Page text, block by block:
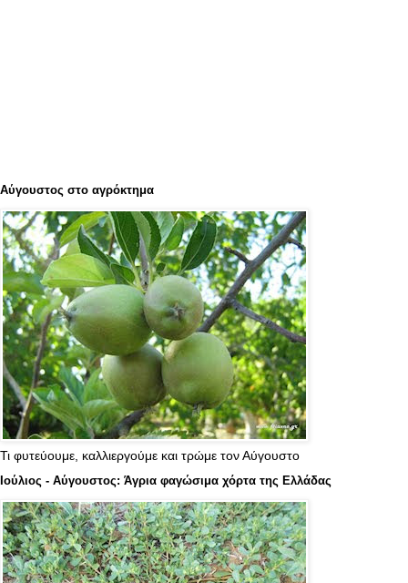
Αύγουστος στο αγρόκτημα
Τι φυτεύουμε, καλλιεργούμε και τρώμε τον Αύγουστο
Ιούλιος - Αύγουστος: Άγρια φαγώσιμα χόρτα της Ελλάδας